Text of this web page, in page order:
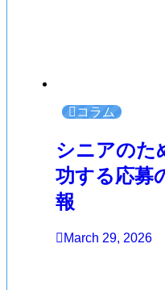
コラム
シニアのた
功する応募
報
March 29, 2026